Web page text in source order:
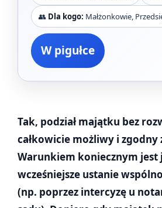
👥 Dla kogo: Małżonkowie,
W pigułce
Tak, podział majątku bez
całkowicie możliwy i zgodny
Warunkiem koniecznym jest
wcześniejsze ustanie
(np. poprzez intercyzę u